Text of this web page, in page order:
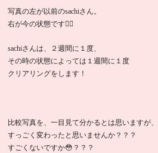
写真の左が以前のsachiさん。
右が今の状態です🙆‍♀️
sachiさんは、２週間に１度、
その時の状態によっては１週間に１度
クリアリングをします！
比較写真を、一目見て分かるとは思いますが、
すっごく変わったと思いませんか？？？
すごくないですか😳？？？